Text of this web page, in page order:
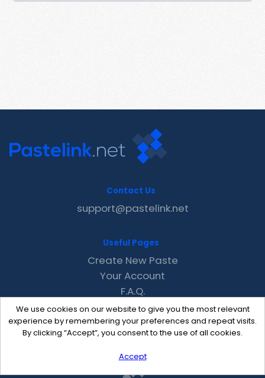
We use cookies on our website to give you the most relevant
experience by remembering your preferences and repeat visits.
By clicking “Accept”, you consent to the use of all cookies.
Accept
Contact Us
support@pastelink.net
Useful Pages
Create New Paste
Your Account
F.A.Q.
Recent
Contact